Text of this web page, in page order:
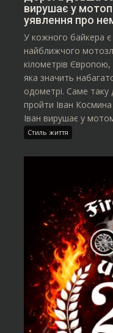
вирушає у
уявлення про
У кожного байкера
найближчого
кілометрів
яка значить
одометрі. Саме таку
пройти Іван
Іван вирушає у
Стиль життя